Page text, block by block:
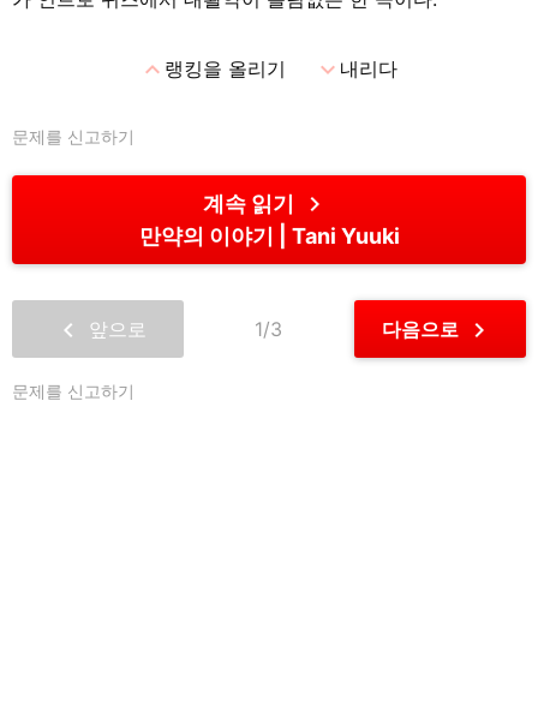
expand_less랭킹을 올리기 expand_more내리다
문제를 신고하기
계속 읽기 chevron_right
만약의 이야기 Tani Yuuki
chevron_left 앞으로 1/3 다음으로 chevron_right
문제를 신고하기